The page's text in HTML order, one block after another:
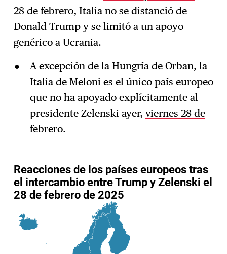
28 de febrero, Italia no se distanció de
Donald Trump y se limitó a un apoyo
genérico a Ucrania.
A excepción de la Hungría de Orban, la
Italia de Meloni es el único país europeo
que no ha apoyado explícitamente al
presidente Zelenski ayer, viernes 28 de
febrero.